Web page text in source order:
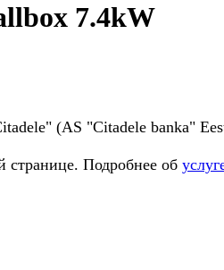
7.4kW
(AS "Citadele banka"
странице. Подробнее об